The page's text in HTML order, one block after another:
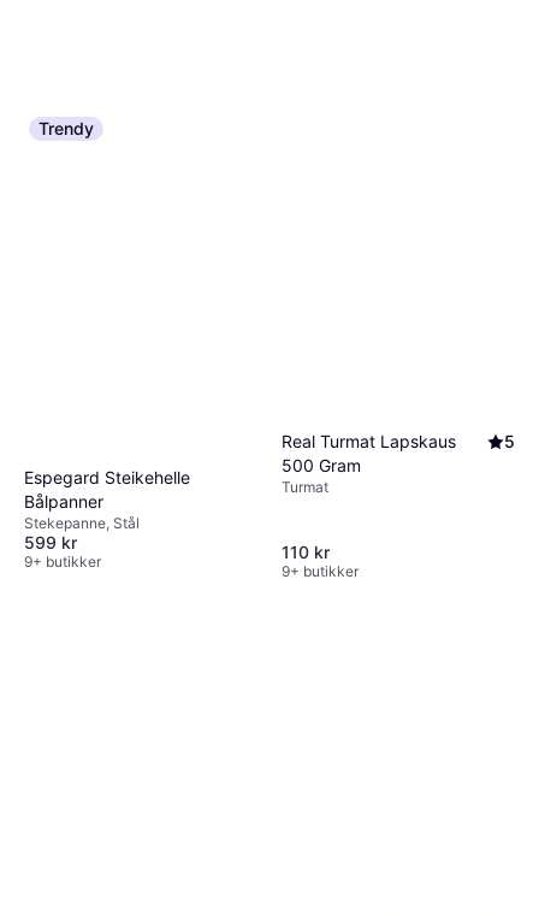
Trendy
Espegard Steikehelle
Bålpanner
Stekepanne, Stål
599 kr
9+ butikker
Real Turmat Lapskaus
500 Gram
5
Turmat
110 kr
9+ butikker